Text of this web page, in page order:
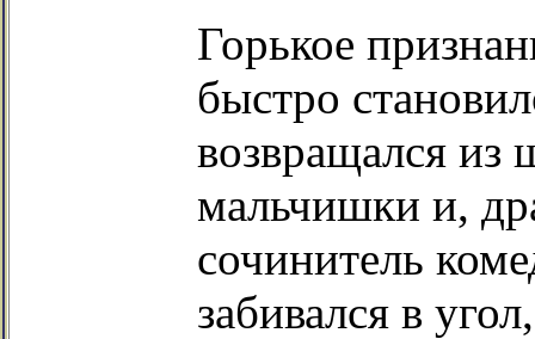
Горькое
быстро
возвращался из
мальчишки и,
сочинитель
забивался в